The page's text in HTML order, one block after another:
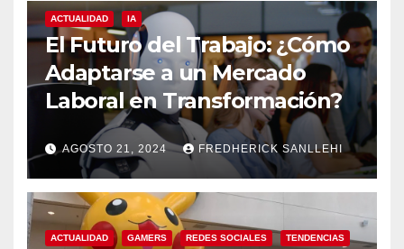
ACTUALIDAD IA
El Futuro del Trabajo: ¿Cómo
Adaptarse a un Mercado
Laboral en Transformación?
AGOSTO 21, 2024 FREDHERICK SANLLEHI
ACTUALIDAD GAMERS REDES SOCIALES TENDENCIAS